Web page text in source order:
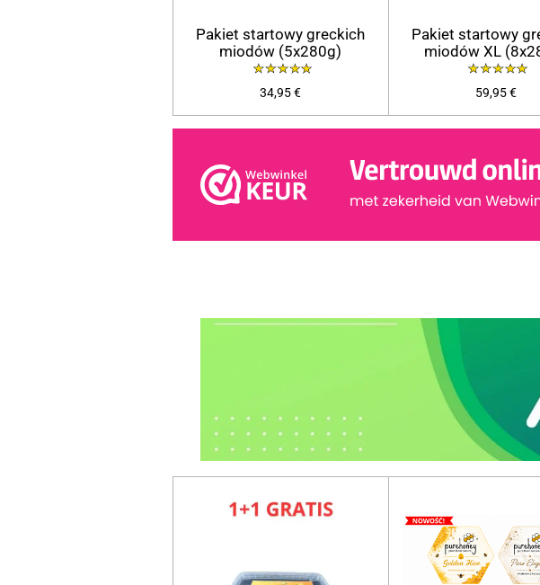
Pakiet startowy greckich
miodów (5x280g)
34,95 €
Pakiet startowy
miodów XL
59,95 €